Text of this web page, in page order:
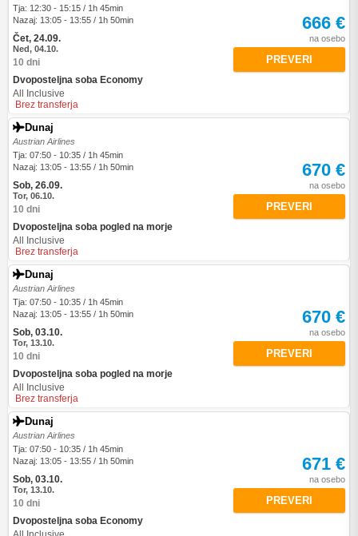
Tja: 12:30 - 15:15 / 1h 45min
Nazaj: 13:05 - 13:55 / 1h 50min
Čet, 24.09.
Ned, 04.10.
10 dni
Dvoposteljna soba Economy
All Inclusive
Brez transferja
666 €
na osebo
PREVERI
Dunaj
Austrian Airlines
Tja: 07:50 - 10:35 / 1h 45min
Nazaj: 13:05 - 13:55 / 1h 50min
Sob, 26.09.
Tor, 06.10.
10 dni
Dvoposteljna soba pogled na morje
All Inclusive
Brez transferja
670 €
na osebo
PREVERI
Dunaj
Austrian Airlines
Tja: 07:50 - 10:35 / 1h 45min
Nazaj: 13:05 - 13:55 / 1h 50min
Sob, 03.10.
Tor, 13.10.
10 dni
Dvoposteljna soba pogled na morje
All Inclusive
Brez transferja
670 €
na osebo
PREVERI
Dunaj
Austrian Airlines
Tja: 07:50 - 10:35 / 1h 45min
Nazaj: 13:05 - 13:55 / 1h 50min
Sob, 03.10.
Tor, 13.10.
10 dni
Dvoposteljna soba Economy
671 €
na osebo
PREVERI